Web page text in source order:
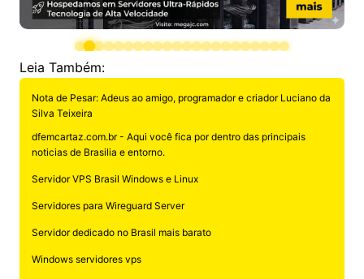
Leia Também:
Nota de Pesar: Adeus ao amigo, programador e criador Luciano da
Silva Teixeira
dfemcartaz.com.br - Aqui você fica por dentro das principais
noticias de Brasilia e entorno.
Servidor VPS Brasil Windows e Linux
Servidores para Wireguard Server
Servidor dedicado no Brasil mais barato
Windows servidores vps